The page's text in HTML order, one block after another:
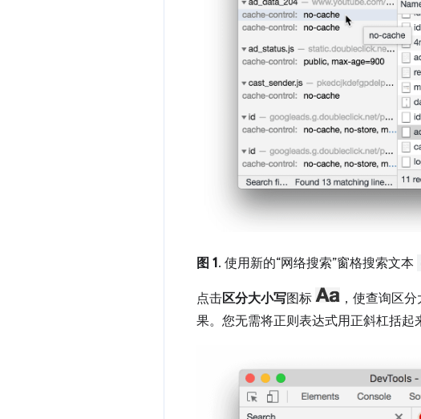
图 1. 使用新的“网络搜索”窗格搜索文本
点击区分大小写图标 ，使查询区
果。您无需将正则表达式用正斜杠括起